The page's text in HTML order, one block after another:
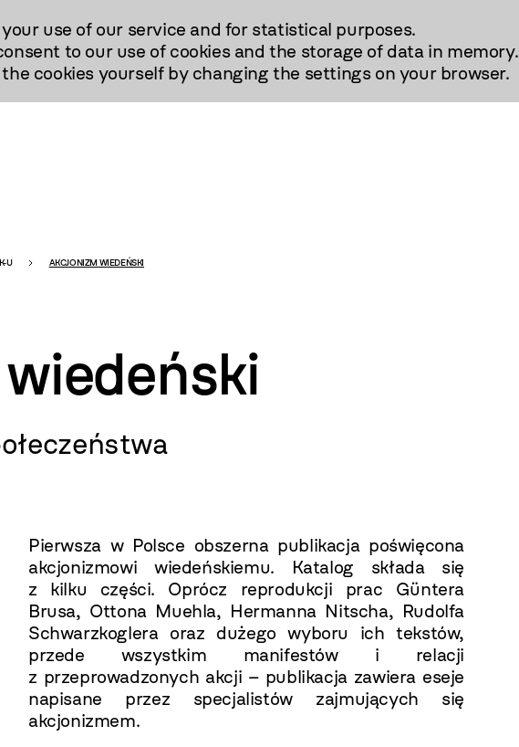
use of our service and for statistical purposes.
to our use of cookies and the storage of data in memory.
cookies yourself by changing the settings on your browser.
U AKCJONIZM WIEDEŃSKI
Pierwsza w Polsce obszerna publikacja poświęcona
akcjonizmowi wiedeńskiemu. Katalog składa się
z kilku części. Oprócz reprodukcji prac Güntera
Brusa, Ottona Muehla, Hermanna Nitscha, Rudolfa
Schwarzkoglera oraz dużego wyboru ich tekstów,
przede wszystkim manifestów i relacji
z przeprowadzonych akcji – publikacja zawiera eseje
napisane przez specjalistów zajmujących się
akcjonizmem.